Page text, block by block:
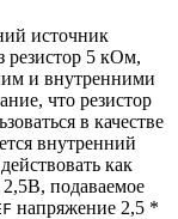
источник
резистор 5 кОм,
и внутренними
что резистор
в качестве
внутренний
как
подаваемое
напряжение 2,5 *